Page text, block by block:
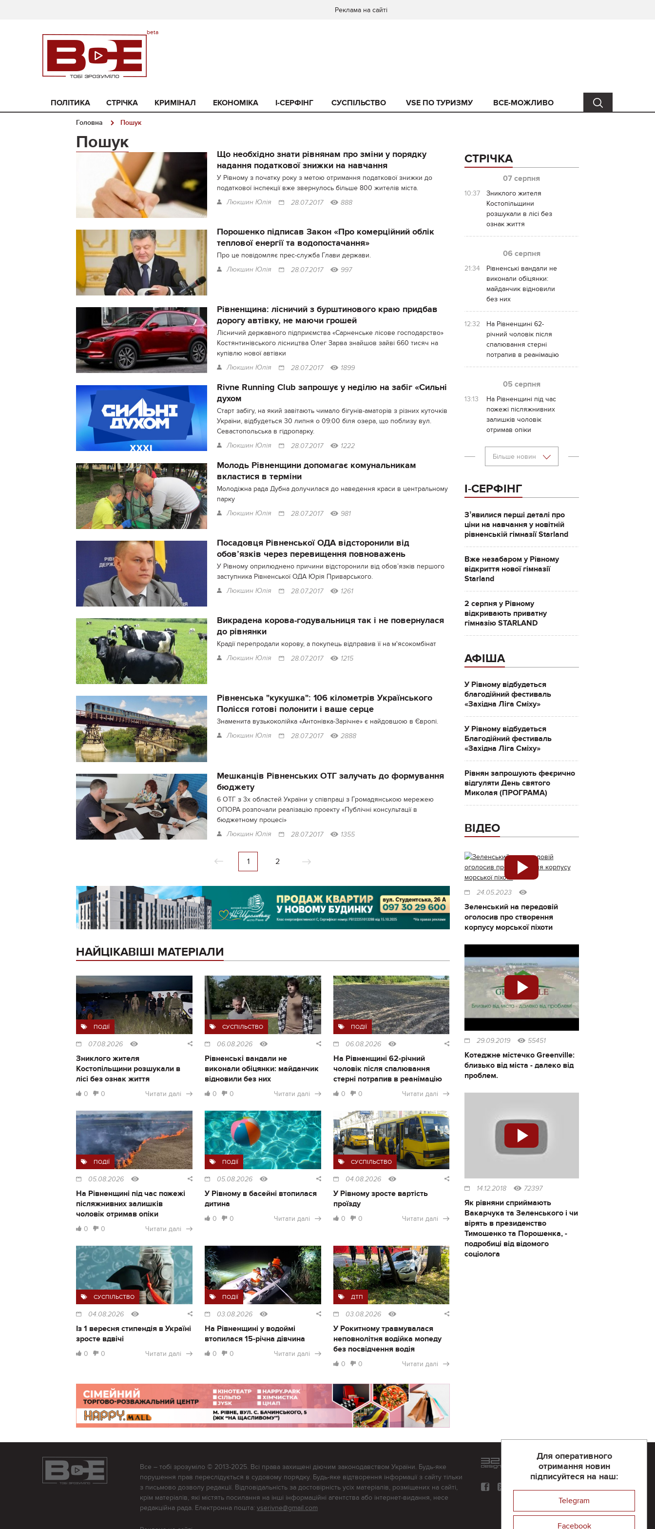
Реклама на сайті
ПОЛІТИКА СТРІЧКА КРИМІНАЛ ЕКОНОМІКА I-СЕРФІНГ СУСПІЛЬСТВО VSE ПО ТУРИЗМУ ВСЕ-МОЖЛИВО
Головна Пошук
Пошук
Що необхідно знати рівнянам про зміни у порядку
надання податкової знижки на навчання
У Рівному з початку року з метою отримання податкової знижки до
податкової інспекції вже звернулось більше 800 жителів міста.
Люкшин Юлія 28.07.2017 888
Порошенко підписав Закон «Про комерційний облік
теплової енергії та водопостачання»
Про це повідомляє прес-служба Глави держави.
Люкшин Юлія 28.07.2017 997
Рівненщина: лісничий з бурштинового краю придбав
дорогу автівку, не маючи грошей
Лісничий державного підприємства «Сарненське лісове господарство»
Костянтинівського лісництва Олег Зарва знайшов зайві 660 тисяч на
купівлю нової автівки
Люкшин Юлія 28.07.2017 1899
Rivne Running Club запрошує у неділю на забіг «Сильні
духом
Старт забігу, на який завітають чимало бігунів-аматорів з різних куточків
України, відбудеться 30 липня о 09:00 біля озера, що поблизу вул.
Севастопольська в гідропарку.
Люкшин Юлія 28.07.2017 1222
Молодь Рівненщини допомагає комунальникам
вкластися в терміни
Молодіжна рада Дубна долучилася до наведення краси в центральному
парку
Люкшин Юлія 28.07.2017 981
Посадовця Рівненської ОДА відсторонили від
обов’язків через перевищення повноважень
У Рівному оприлюднено причини відсторонили від обов’язків першого
заступника Рівненської ОДА Юрія Приварського.
Люкшин Юлія 28.07.2017 1261
Викрадена корова-годувальниця так і не повернулася
до рівнянки
Крадії перепродали корову, а покупець відправив її на м'ясокомбінат
Люкшин Юлія 28.07.2017 1215
Рівненська "кукушка": 106 кілометрів Українського
Полісся готові полонити і ваше серце
Знаменита вузькоколійка «Антонівка-Зарічне» є найдовшою в Європі.
Люкшин Юлія 28.07.2017 2888
Мешканців Рівненських ОТГ залучать до формування
бюджету
6 ОТГ з 3х областей України у співпраці з Громадянською мережею
ОПОРА розпочали реалізацію проекту «Публічні консультації в
бюджетному процесі»
Люкшин Юлія 28.07.2017 1355
1 2
НАЙЦІКАВІШІ МАТЕРІАЛИ
ПОДІЇ
07.08.2026
Зниклого жителя
Костопільщини розшукали в
лісі без ознак життя
0 0 Читати далі
СУСПІЛЬСТВО
06.08.2026
Рівненські вандали не
виконали обіцянки: майданчик
відновили без них
0 0 Читати далі
ПОДІЇ
06.08.2026
На Рівненщині 62-річний
чоловік після спалювання
стерні потрапив в реанімацію
0 0 Читати далі
ПОДІЇ
05.08.2026
На Рівненщині під час пожежі
післяжнивних залишків
чоловік отримав опіки
0 0 Читати далі
ПОДІЇ
05.08.2026
У Рівному в басейні втопилася
дитина
0 0 Читати далі
СУСПІЛЬСТВО
04.08.2026
У Рівному зросте вартість
проїзду
0 0 Читати далі
СУСПІЛЬСТВО
04.08.2026
Із 1 вересня стипендія в Україні
зросте вдвічі
0 0 Читати далі
ПОДІЇ
03.08.2026
На Рівненщині у водоймі
втопилася 15-річна дівчина
0 0 Читати далі
ДТП
03.08.2026
У Рокитному травмувалася
неповнолітня водійка мопеду
без посвідчення водія
0 0 Читати далі
СТРІЧКА
07 серпня
10:37
Зниклого жителя
Костопільщини
розшукали в лісі без
ознак життя
06 серпня
21:34
Рівненські вандали не
виконали обіцянки:
майданчик відновили
без них
12:32
На Рівненщині 62-
річний чоловік після
спалювання стерні
потрапив в реанімацію
05 серпня
13:13
На Рівненщині під час
пожежі післяжнивних
залишків чоловік
отримав опіки
Більше новин
І-СЕРФІНГ
Зʼявилися перші деталі про
ціни на навчання у новітній
рівненській гімназії Starland
Вже незабаром у Рівному
відкриття нової гімназії
Starland
2 серпня у Рівному
відкривають приватну
гімназію STARLAND
АФІША
У Рівному відбудеться
благодійний фестиваль
«Західна Ліга Сміху»
У Рівному відбудеться
Благодійний фестиваль
«Західна Ліга Сміху»
Рівнян запрошують феєрично
відгуляти День святого
Миколая (ПРОГРАМА)
ВІДЕО
24.05.2023
Зеленський на передовій
оголосив про створення
корпусу морської піхоти
29.09.2019 55451
Котеджне містечко Greenville:
близько від міста - далеко від
проблем.
14.12.2018 72397
Як рівняни сприймають
Вакарчука та Зеленського і чи
вірять в президенство
Тимошенко та Порошенка, -
подробиці від відомого
соціолога
Для оперативного
отримання новин
підписуйтеся на наш:
Telegram
Facebook
Все – тобі зрозуміло © 2013-2025. Всі права захищені діючим законодавством України. Будь-яке
порушення прав переслідується в судовому порядку. Будь-яке відтворення інформації з сайту тільки
з письмово дозволу редакції. Відповідальність за достовірність усіх матеріалів, розміщених на сайті,
крім матеріалів, які містять посилання на інші інформаційні агентства або інтернет-видання, несе
редакційна рада. Електронна пошта: vserivne@gmail.com
Розроблений та підтримується
компанії 32х32